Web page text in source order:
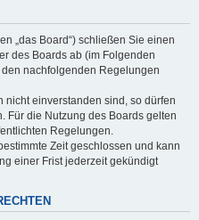
„das Board“) schließen Sie einen
des Boards ab (im Folgenden
den nachfolgenden Regelungen
einverstanden sind, so dürfen
Für die Nutzung des Boards gelten
Regelungen.
Zeit geschlossen und kann
einer Frist jederzeit gekündigt